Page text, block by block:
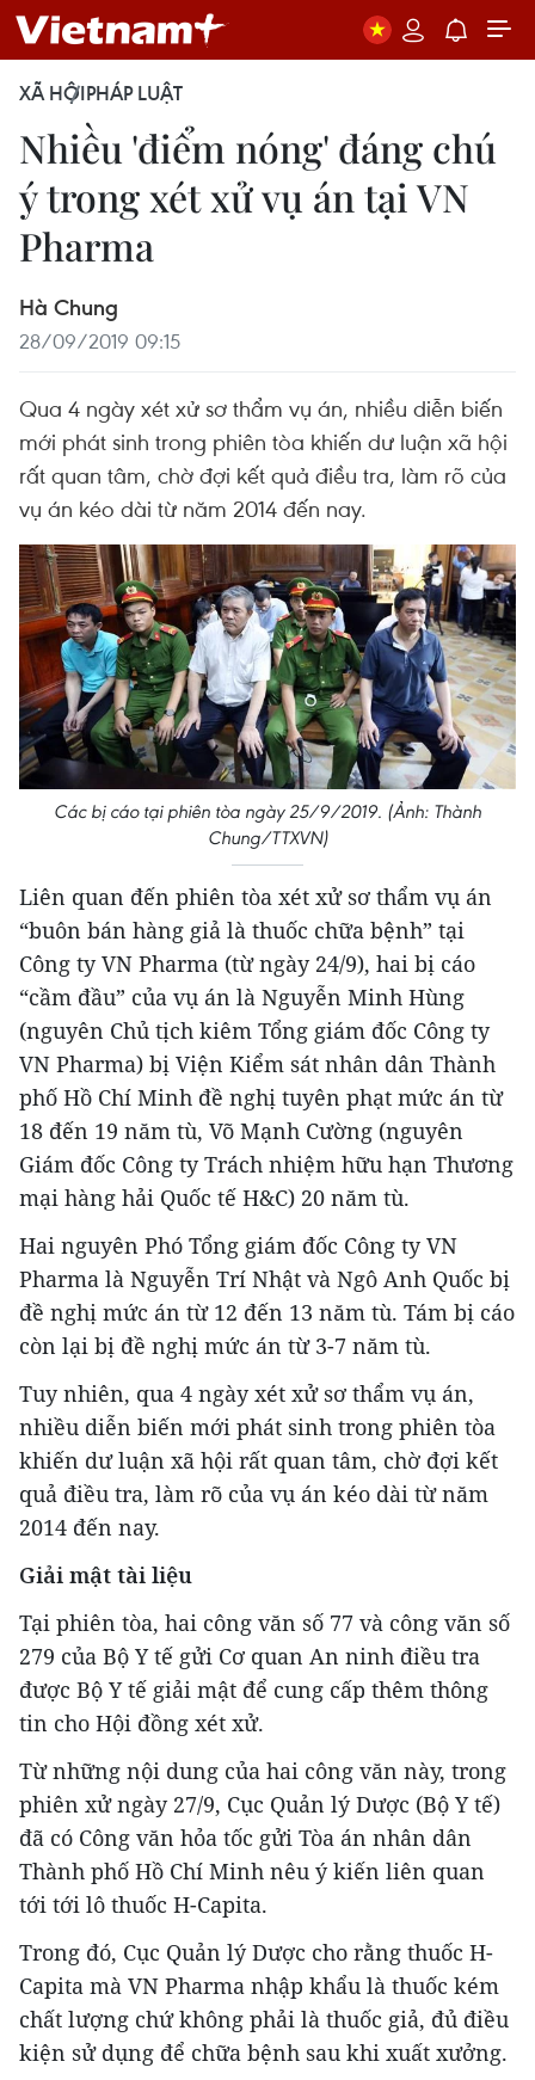
XÃ HỘIPHÁP LUẬT
Nhiều 'điểm nóng' đáng chú
ý trong xét xử vụ án tại VN
Pharma
Hà Chung
28/09/2019 09:15
Qua 4 ngày xét xử sơ thẩm vụ án, nhiều diễn biến
mới phát sinh trong phiên tòa khiến dư luận xã hội
rất quan tâm, chờ đợi kết quả điều tra, làm rõ của
vụ án kéo dài từ năm 2014 đến nay.
Các bị cáo tại phiên tòa ngày 25/9/2019. (Ảnh: Thành
Chung/TTXVN)
Liên quan đến phiên tòa xét xử sơ thẩm vụ án
“buôn bán hàng giả là thuốc chữa bệnh” tại
Công ty VN Pharma (từ ngày 24/9), hai bị cáo
“cầm đầu” của vụ án là Nguyễn Minh Hùng
(nguyên Chủ tịch kiêm Tổng giám đốc Công ty
VN Pharma) bị Viện Kiểm sát nhân dân Thành
phố Hồ Chí Minh đề nghị tuyên phạt mức án từ
18 đến 19 năm tù, Võ Mạnh Cường (nguyên
Giám đốc Công ty Trách nhiệm hữu hạn Thương
mại hàng hải Quốc tế H&C) 20 năm tù.
Hai nguyên Phó Tổng giám đốc Công ty VN
Pharma là Nguyễn Trí Nhật và Ngô Anh Quốc bị
đề nghị mức án từ 12 đến 13 năm tù. Tám bị cáo
còn lại bị đề nghị mức án từ 3-7 năm tù.
Tuy nhiên, qua 4 ngày xét xử sơ thẩm vụ án,
nhiều diễn biến mới phát sinh trong phiên tòa
khiến dư luận xã hội rất quan tâm, chờ đợi kết
quả điều tra, làm rõ của vụ án kéo dài từ năm
2014 đến nay.
Giải mật tài liệu
Tại phiên tòa, hai công văn số 77 và công văn số
279 của Bộ Y tế gửi Cơ quan An ninh điều tra
được Bộ Y tế giải mật để cung cấp thêm thông
tin cho Hội đồng xét xử.
Từ những nội dung của hai công văn này, trong
phiên xử ngày 27/9, Cục Quản lý Dược (Bộ Y tế)
đã có Công văn hỏa tốc gửi Tòa án nhân dân
Thành phố Hồ Chí Minh nêu ý kiến liên quan
tới tới lô thuốc H-Capita.
Trong đó, Cục Quản lý Dược cho rằng thuốc H-
Capita mà VN Pharma nhập khẩu là thuốc kém
chất lượng chứ không phải là thuốc giả, đủ điều
kiện sử dụng để chữa bệnh sau khi xuất xưởng.